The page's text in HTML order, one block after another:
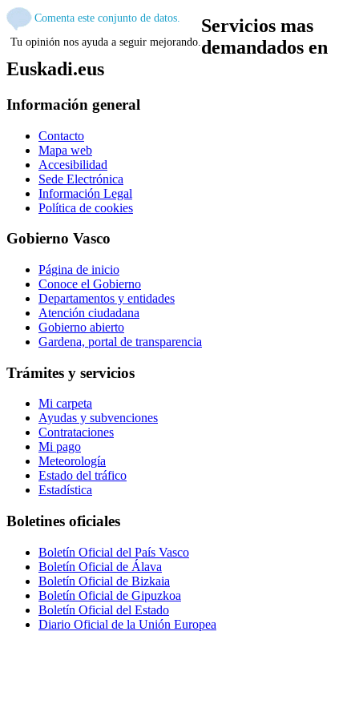
Comenta este conjunto de datos.
Tu opinión nos ayuda a seguir mejorando.
Servicios mas
demandados en
Euskadi.eus
Información general
Contacto
Mapa web
Accesibilidad
Sede Electrónica
Información Legal
Política de cookies
Gobierno Vasco
Página de inicio
Conoce el Gobierno
Departamentos y entidades
Atención ciudadana
Gobierno abierto
Gardena, portal de transparencia
Trámites y servicios
Mi carpeta
Ayudas y subvenciones
Contrataciones
Mi pago
Meteorología
Estado del tráfico
Estadística
Boletines oficiales
Boletín Oficial del País Vasco
Boletín Oficial de Álava
Boletín Oficial de Bizkaia
Boletín Oficial de Gipuzkoa
Boletín Oficial del Estado
Diario Oficial de la Unión Europea